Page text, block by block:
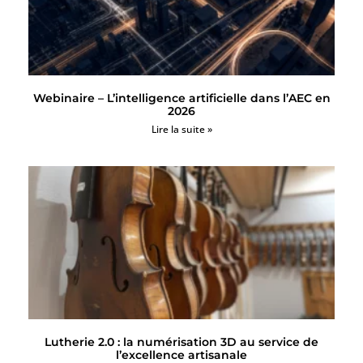
Webinaire – L’intelligence artificielle dans l’AEC en
2026
Lire la suite »
Lutherie 2.0 : la numérisation 3D au service de
l’excellence artisanale